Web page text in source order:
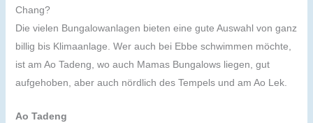
Chang?
Die vielen Bungalowanlagen bieten eine gute Auswahl von ganz
billig bis Klimaanlage. Wer auch bei Ebbe schwimmen möchte,
ist am Ao Tadeng, wo auch Mamas Bungalows liegen, gut
aufgehoben, aber auch nördlich des Tempels und am Ao Lek.
Ao Tadeng